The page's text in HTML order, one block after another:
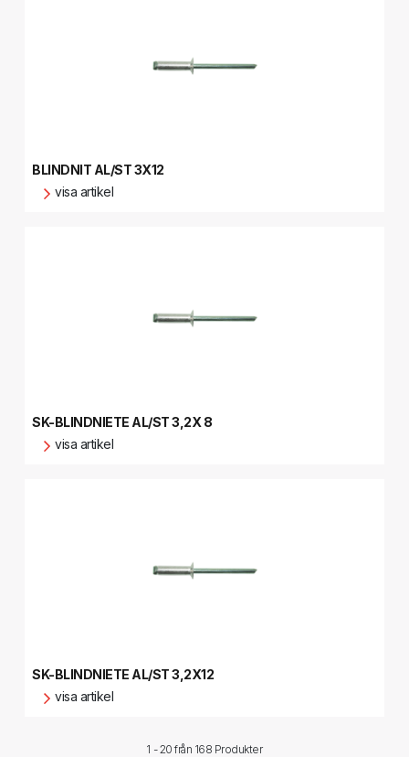
BLINDNIT AL/ST 3X12
visa artikel
SK-BLINDNIETE AL/ST 3,2X 8
visa artikel
SK-BLINDNIETE AL/ST 3,2X12
visa artikel
1 - 20 från 168 Produkter